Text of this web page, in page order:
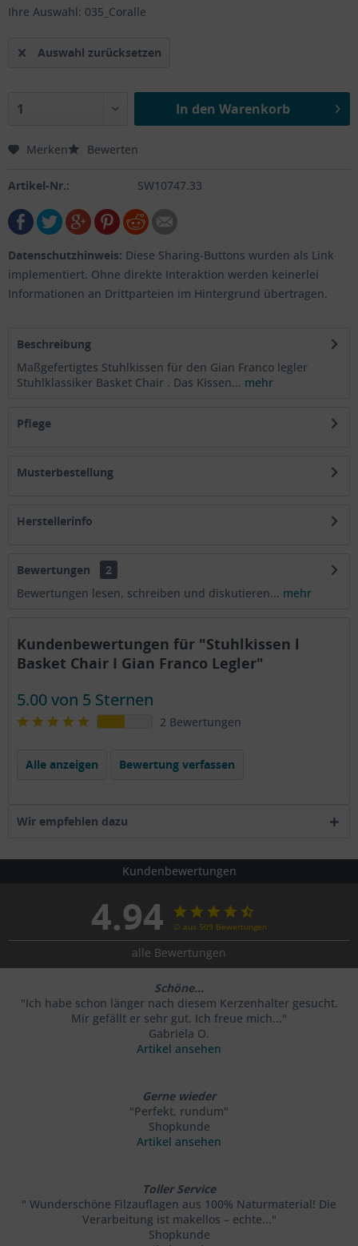
Ihre Auswahl: 035_Coralle
Auswahl zurücksetzen
In den Warenkorb
Merken Bewerten
Artikel-Nr.: SW10747.33
Datenschutzhinweis: Diese Sharing-Buttons wurden als Link
implementiert. Ohne direkte Interaktion werden keinerlei
Informationen an Drittparteien im Hintergrund übertragen.
Beschreibung
Maßgefertigtes Stuhlkissen für den Gian Franco legler
Stuhlklassiker Basket Chair . Das Kissen... mehr
Pflege
Musterbestellung
Herstellerinfo
Bewertungen
2
Bewertungen lesen, schreiben und diskutieren... mehr
Kundenbewertungen für "Stuhlkissen l
Basket Chair I Gian Franco Legler"
5.00 von 5 Sternen
2 Bewertungen
Alle anzeigen Bewertung verfassen
Wir empfehlen dazu
Kundenbewertungen
4.94 ∅ aus 509 Bewertungen
alle Bewertungen
Schöne...
"Ich habe schon länger nach diesem Kerzenhalter gesucht.
Mir gefällt er sehr gut. Ich freue mich..."
Gabriela O.
Artikel ansehen
Gerne wieder
"Perfekt, rundum"
Shopkunde
Artikel ansehen
Toller Service
" Wunderschöne Filzauflagen aus 100% Naturmaterial! Die
Verarbeitung ist makellos – echte..."
Shopkunde